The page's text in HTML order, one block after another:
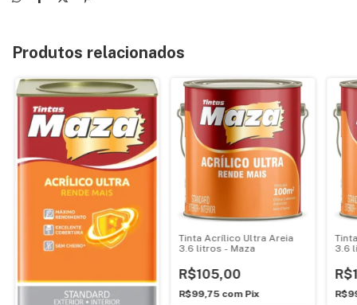
Produtos relacionados
Tinta Acrílico Ultra Areia
3.6 litros - Maza
R$105,00
R$99,75 com Pix
3.6